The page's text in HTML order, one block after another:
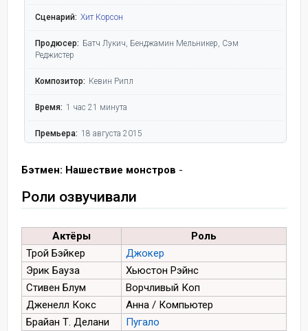
Сценарий: Хит Корсон
Продюсер: Батч Лукич, Бенджамин Мельникер, Сэм
Реджистер
Композитор: Кевин Рипл
Время: 1 час 21 минута
Премьера: 18 августа 2015
Бэтмен: Нашествие монстров -
Роли озвучивали
Актёры
Роль
Трой Бэйкер
Джокер
Эрик Бауза
Хьюстон Рэйнс
Стивен Блум
Ворчливый Коп
Дженелл Кокс
Анна / Компьютер
Брайан Т. Делани
Пугало